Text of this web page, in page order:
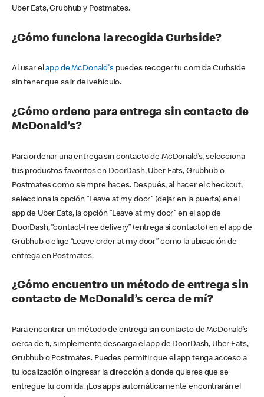
Uber Eats, Grubhub y Postmates.
¿Cómo funciona la recogida Curbside?
Al usar elapp de McDonald'spuedes recoger tu comida Curbside
sin tener que salir del vehículo.
¿Cómo ordeno para entrega sin contacto de
McDonald’s?
Para ordenar una entrega sin contacto de McDonald’s, selecciona
tus productos favoritos en DoorDash, Uber Eats, Grubhub o
Postmates como siempre haces. Después, al hacer el checkout,
selecciona la opción “Leave at my door” (dejar en la puerta) en el
app de Uber Eats, la opción “Leave at my door” en el app de
DoorDash, “contact-free delivery” (entrega si contacto) en el app de
Grubhub o elige “Leave order at my door” como la ubicación de
entrega en Postmates.
¿Cómo encuentro un método de entrega sin
contacto de McDonald’s cerca de mí?
Para encontrar un método de entrega sin contacto de McDonald’s
cerca de ti, simplemente descarga el app de DoorDash, Uber Eats,
Grubhub o Postmates. Puedes permitir que el app tenga acceso a
tu localización o ingresar la dirección a donde quieres que se
entregue tu comida. ¡Los apps automáticamente encontrarán el